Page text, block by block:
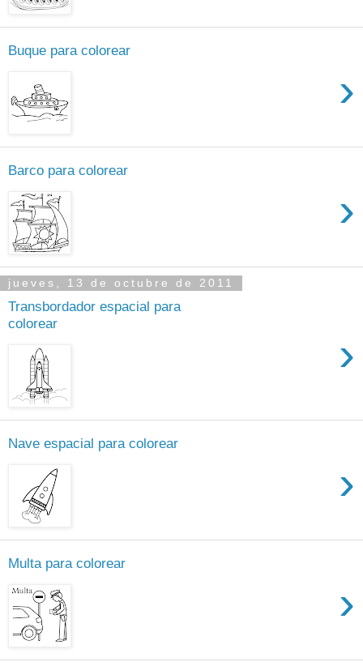
Buque para colorear
›
Barco para colorear
›
jueves, 13 de octubre de 2011
Transbordador espacial para
colorear
›
Nave espacial para colorear
›
Multa para colorear
›